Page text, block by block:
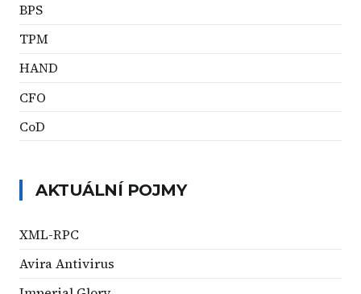
BPS
TPM
HAND
CFO
CoD
AKTUÁLNÍ POJMY
XML-RPC
Avira Antivirus